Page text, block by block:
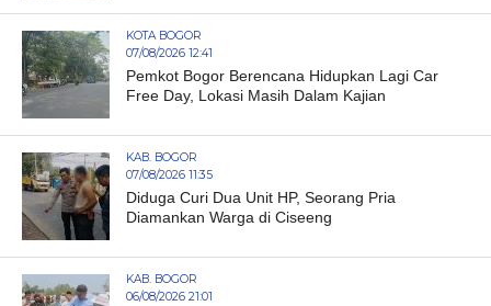
KOTA BOGOR
07/08/2026 12:41
Pemkot Bogor Berencana Hidupkan Lagi Car
Free Day, Lokasi Masih Dalam Kajian
KAB. BOGOR
07/08/2026 11:35
Diduga Curi Dua Unit HP, Seorang Pria
Diamankan Warga di Ciseeng
KAB. BOGOR
06/08/2026 21:01